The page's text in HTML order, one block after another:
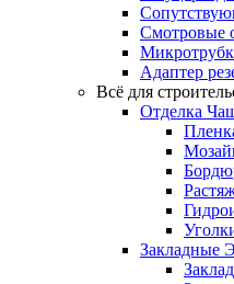
Смотровые
Адаптер
Всё для
Отделка
Закладные